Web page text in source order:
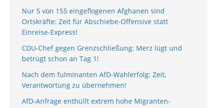
Nur 5 von 155 eingeflogenen Afghanen sind
Ortskräfte: Zeit für Abschiebe-Offensive statt
Einreise-Express!
CDU-Chef gegen Grenzschließung: Merz lügt und
betrügt schon an Tag 1!
Nach dem fulminanten AfD-Wahlerfolg: Zeit,
Verantwortung zu übernehmen!
AfD-Anfrage enthüllt extrem hohe Migranten-